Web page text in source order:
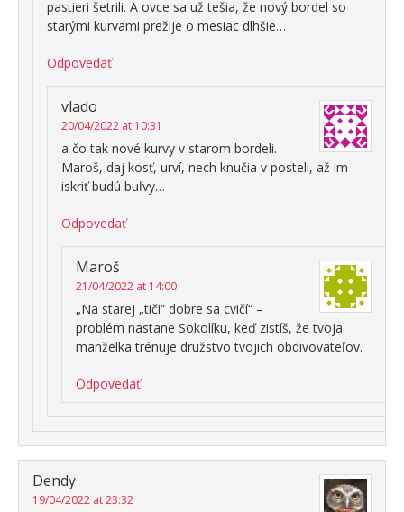
pastieri šetrili. A ovce sa už tešia, že nový bordel so
starými kurvami prežije o mesiac dlhšie…
Odpovedať
vlado
20/04/2022 at 10:31
a čo tak nové kurvy v starom bordeli.
Maroš, daj kosť, urví, nech knučia v posteli, až im
iskriť budú buľvy…
Odpovedať
Maroš
21/04/2022 at 14:00
„Na starej „tiči“ dobre sa cvičí“ –
problém nastane Sokolíku, keď zistíš, že tvoja
manželka trénuje družstvo tvojich obdivovateľov.
Odpovedať
Dendy
19/04/2022 at 23:32